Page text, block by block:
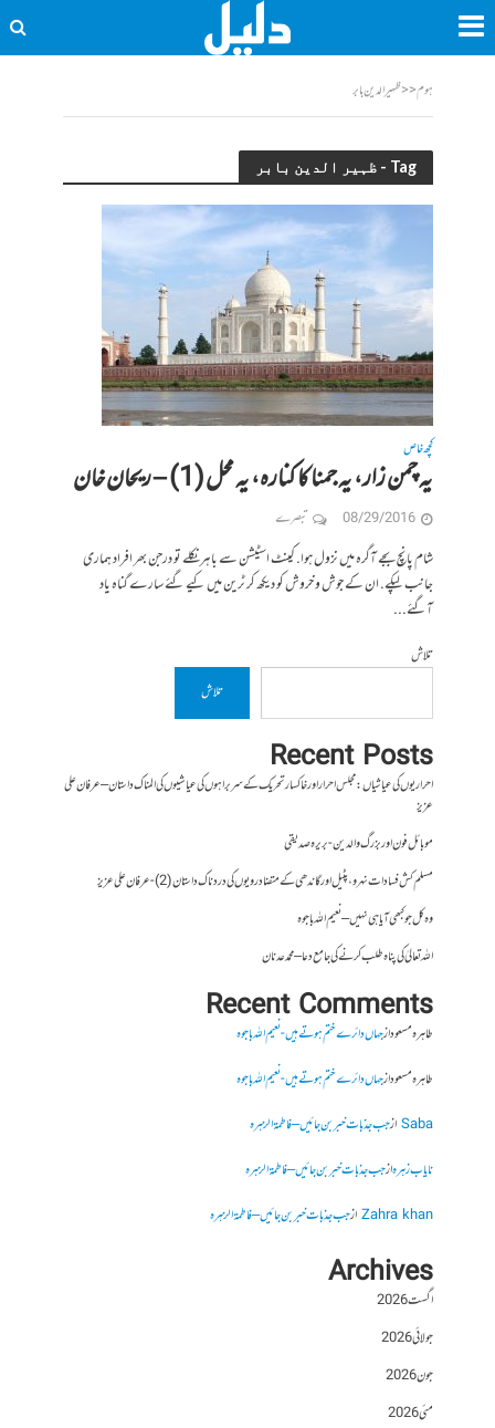
ہوم<<ظہیر الدین بابر
Tag - ظہیر الدین بابر
کچھ خاص
یہ چمن زار، یہ جمنا کا کنارہ، یہ محل (1) – ریحان خان
08/29/2016 تبصرے
شام پانچ بجے آگرہ میں نزول ہوا. کینٹ اسٹیشن سے باہر نکلے تو درجن بھر افراد ہماری
جانب لپکے. ان کے جوش و خروش کو دیکھ کر ٹرین میں کیے گئے سارے گناہ یاد
آگئے...
تلاش
تلاش
Recent Posts
احراریوں کی عیاشیاں : مجلس احرار اور خاکسار تحریک کے سربراہوں کی عیاشیوں کی المناک داستان – عرفان علی
عزیز
موبائل فون اور بزرگ والدین- بریرہ صدیقی
مسلم کش فسادات نہرو، پٹیل اور گاندھی کے متضاد رویوں کی درد ناک داستان (2)- عرفان علی عزیز
وہ کل جو کبھی آیا ہی نہیں – نعیم اللہ باجوہ
اللہ تعالیٰ کی پناہ طلب کرنے کی جامع دعا – محمد عدنان
Recent Comments
طاہرہ مسعودازجہاں دائرے ختم ہوتے ہیں- نعیم اللہ باجوہ
طاہرہ مسعودازجہاں دائرے ختم ہوتے ہیں- نعیم اللہ باجوہ
Sabaازجب جذبات خبر بن جائیں – فاطمۃالزہرہ
نایاب زہرہازجب جذبات خبر بن جائیں – فاطمۃالزہرہ
Zahra khanازجب جذبات خبر بن جائیں – فاطمۃالزہرہ
Archives
اگست 2026
جولائی 2026
جون 2026
مئی 2026